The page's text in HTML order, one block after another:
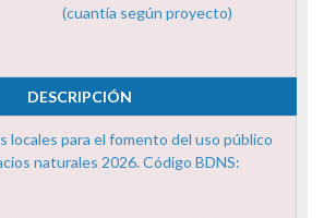
(cuantía según proyecto)
DESCRIPCIÓN
locales para el fomento del uso público
naturales 2026. Código BDNS: